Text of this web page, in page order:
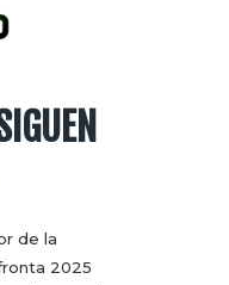
de la
2025